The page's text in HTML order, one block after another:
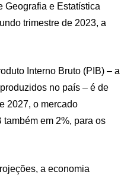
Geografia e Estatística
trimestre de 2023, a
Interno Bruto (PIB) – a
no país – é de
2027, o mercado
em 2%, para os
a economia